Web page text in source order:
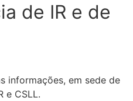
de IR e de
informações, em sede de
e CSLL.